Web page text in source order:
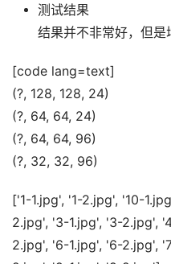
测试结果
结果并不非常好，但是
[code lang=text]
(?, 128, 128, 24)
(?, 64, 64, 24)
(?, 64, 64, 96)
(?, 32, 32, 96)
['1-1.jpg', '1-2.jpg', '10-
2.jpg', '3-1.jpg', '3-2.jpg',
2.jpg', '6-1.jpg', '6-2.jpg',